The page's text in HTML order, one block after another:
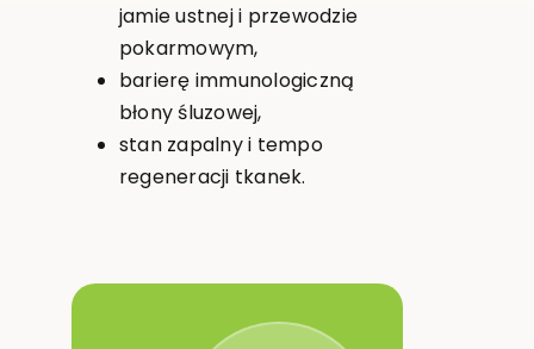
jamie ustnej i przewodzie
pokarmowym,
barierę immunologiczną
błony śluzowej,
stan zapalny i tempo
regeneracji tkanek.